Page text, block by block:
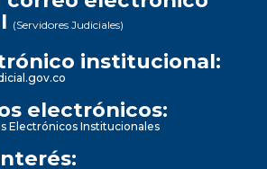
(Servidores Judiciales)
institucional:
electrónicos:
Electrónicos Institucionales